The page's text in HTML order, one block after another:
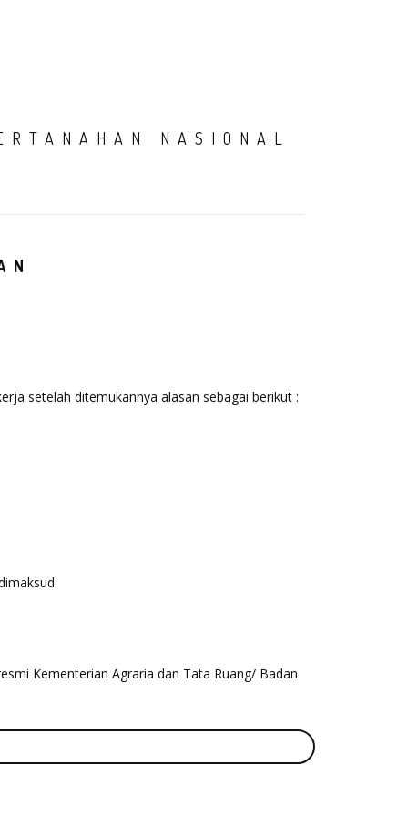
NASIONAL
setelah ditemukannya alasan sebagai berikut :
Kementerian Agraria dan Tata Ruang/ Badan